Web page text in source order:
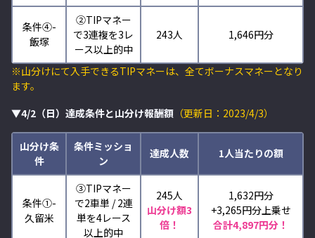
条件④-
飯塚
②TIPマネー
で3連複を3レ
ース以上的中
243人 1,646円分
※山分けにて入手できるTIPマネーは、全てボーナスマネーとなり
ます。
▼4/2（日）達成条件と山分け報酬額 （更新日：2023/4/3）
山分け条
件
条件ミッショ
ン
達成人数 1人当たりの額
条件①-
久留米
③TIPマネー
で2車単 / 2連
単を4レース
以上的中
245人
山分け額3
倍！
1,632円分
+3,265円分上乗せ
合計4,897円分！